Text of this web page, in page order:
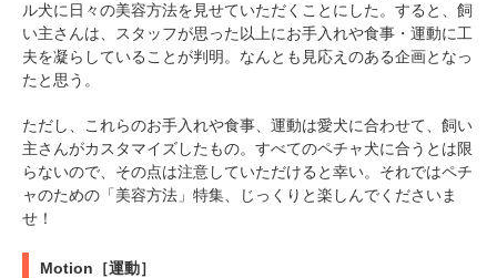
ル犬に日々の美容方法を見せていただくことにした。すると、飼
い主さんは、スタッフが思った以上にお手入れや食事・運動に工
夫を凝らしていることが判明。なんとも見応えのある企画となっ
たと思う。
ただし、これらのお手入れや食事、運動は愛犬に合わせて、飼い
主さんがカスタマイズしたもの。すべてのペチャ犬に合うとは限
らないので、その点は注意していただけると幸い。それではペチ
ャのための「美容方法」特集、じっくりと楽しんでくださいま
せ！
Motion［運動］